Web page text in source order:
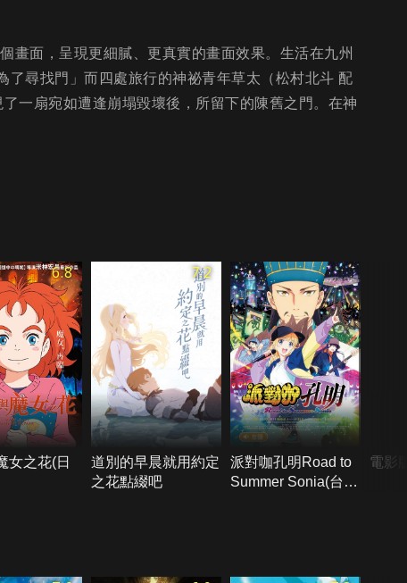
畫面，呈現更細膩、更真實的畫面效果。生活在九州
尋找門」而四處旅行的神祕青年草太（松村北斗 配
一扇宛如遭逢崩塌毀壞後，所留下的陳舊之門。在神
6.8
女之花(日
7.2
道別的早晨就用約定
之花點綴吧
派對咖孔明Road to
Summer Sonia(台語
電影